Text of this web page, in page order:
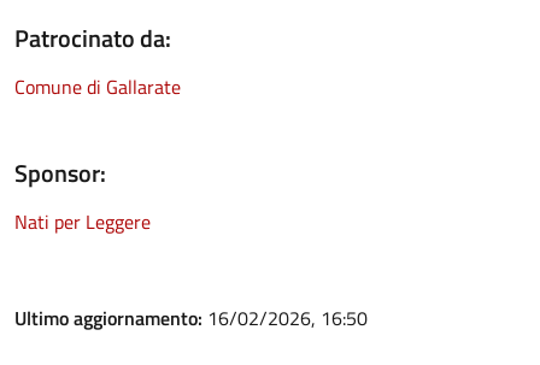
Patrocinato da:
Comune di Gallarate
Sponsor:
Nati per Leggere
Ultimo aggiornamento: 16/02/2026, 16:50